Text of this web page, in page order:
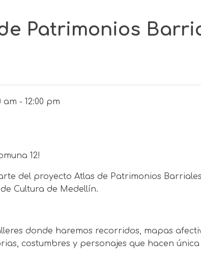
Patrimonios
am - 12:00 pm
12!
del proyecto Atlas de Patrimonios
Cultura de Medellín.
donde haremos recorridos, mapas
costumbres y personajes que hacen